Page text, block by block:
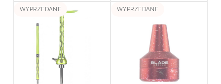
WYPRZEDANE WYPRZEDANE